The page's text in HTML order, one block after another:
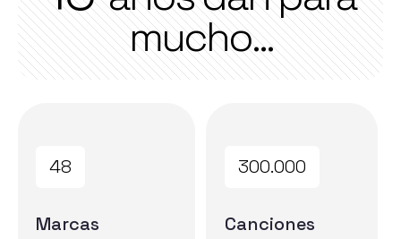
mucho...
48
Marcas
300.000
Canciones